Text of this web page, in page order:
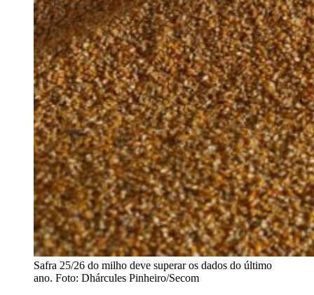
Safra 25/26 do milho deve superar os dados do último
ano. Foto: Dhárcules Pinheiro/Secom